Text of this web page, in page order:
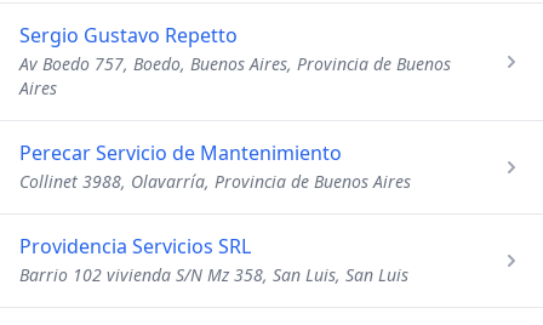
Sergio Gustavo Repetto
Av Boedo 757, Boedo, Buenos Aires, Provincia de Buenos
Aires
Perecar Servicio de Mantenimiento
Collinet 3988, Olavarría, Provincia de Buenos Aires
Providencia Servicios SRL
Barrio 102 vivienda S/N Mz 358, San Luis, San Luis